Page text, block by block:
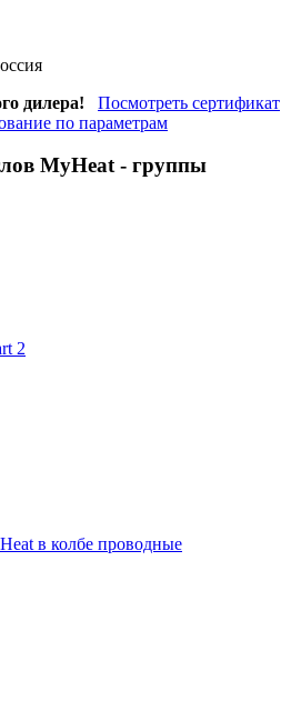
дилера!
Посмотреть сертификат
по параметрам
MyHeat- группы
2
в колбе проводные